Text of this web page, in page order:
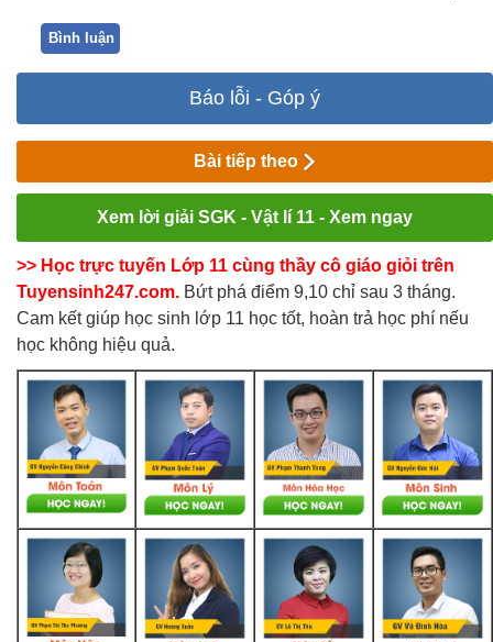
Bình luận
Báo lỗi - Góp ý
Bài tiếp theo
Xem lời giải SGK - Vật lí 11 - Xem ngay
>> Học trực tuyến Lớp 11 cùng thầy cô giáo giỏi trên
Tuyensinh247.com. Bứt phá điểm 9,10 chỉ sau 3 tháng.
Cam kết giúp học sinh lớp 11 học tốt, hoàn trả học phí nếu
học không hiệu quả.